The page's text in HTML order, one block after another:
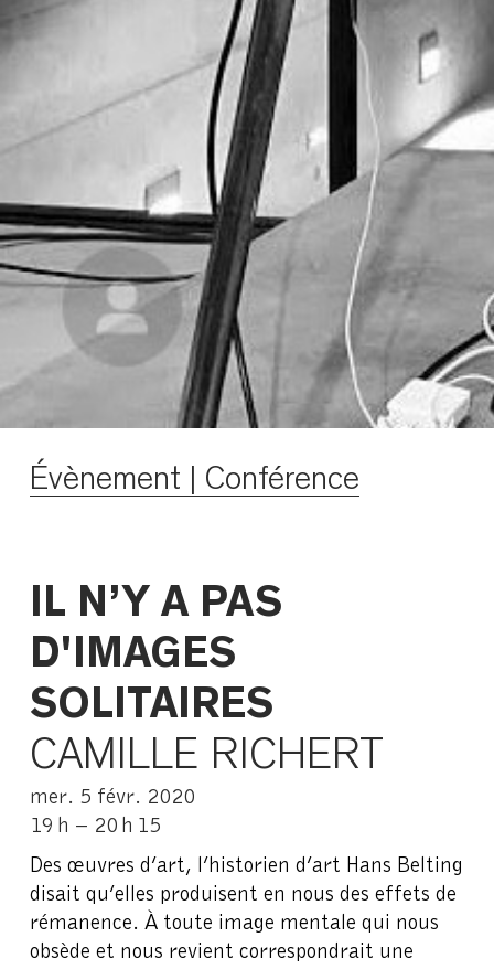
Évènement | Conférence
IL N’Y A PAS
D'IMAGES
SOLITAIRES
CAMILLE RICHERT
mer. 5 févr. 2020
19 h – 20 h 15
Des œuvres d’art, l’historien d’art Hans Belting
disait qu’elles produisent en nous des effets de
rémanence. À toute image mentale qui nous
obsède et nous revient correspondrait une